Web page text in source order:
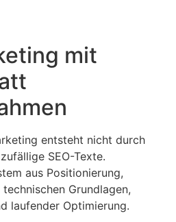
mit
entsteht nicht durch
SEO-Texte.
aus Positionierung,
Grundlagen,
laufender Optimierung.